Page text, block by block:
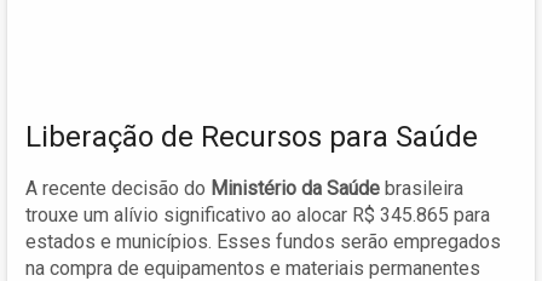
Liberação de Recursos para Saúde
A recente decisão do Ministério da Saúde brasileira
trouxe um alívio significativo ao alocar R$ 345.865 para
estados e municípios. Esses fundos serão empregados
na compra de equipamentos e materiais permanentes